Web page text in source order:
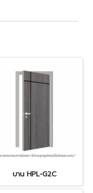
บาน HPL-G2C